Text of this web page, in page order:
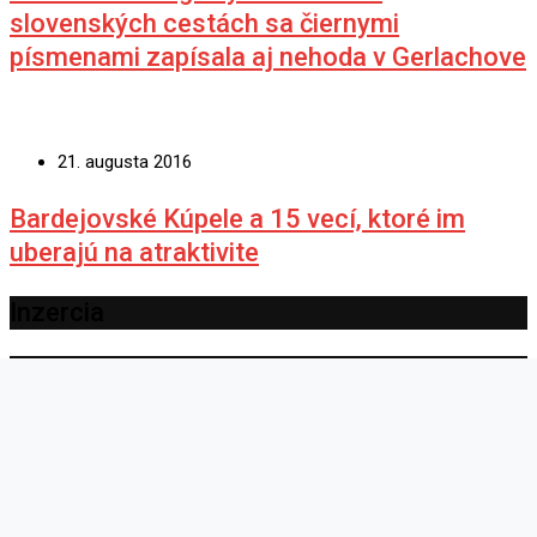
slovenských cestách sa čiernymi
písmenami zapísala aj nehoda v Gerlachove
21. augusta 2016
Bardejovské Kúpele a 15 vecí, ktoré im
uberajú na atraktivite